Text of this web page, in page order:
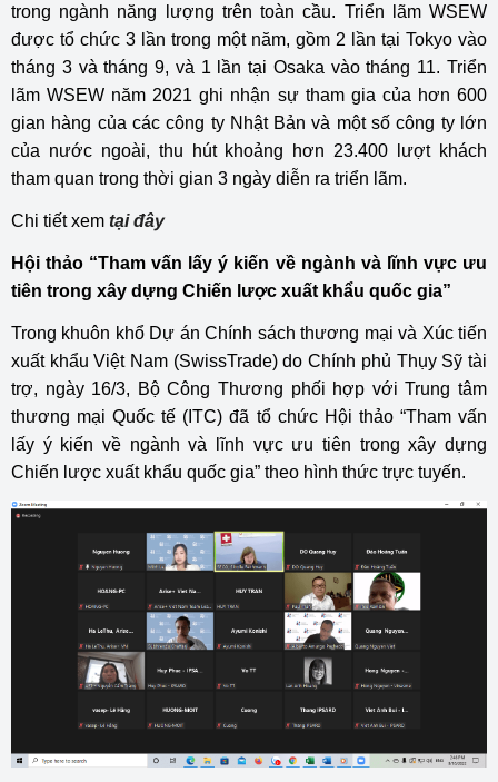
trong ngành năng lượng trên toàn cầu. Triển lãm WSEW
được tổ chức 3 lần trong một năm, gồm 2 lần tại Tokyo vào
tháng 3 và tháng 9, và 1 lần tại Osaka vào tháng 11. Triển
lãm WSEW năm 2021 ghi nhận sự tham gia của hơn 600
gian hàng của các công ty Nhật Bản và một số công ty lớn
của nước ngoài, thu hút khoảng hơn 23.400 lượt khách
tham quan trong thời gian 3 ngày diễn ra triển lãm.
Chi tiết xem tại đây
Hội thảo “Tham vấn lấy ý kiến về ngành và lĩnh vực ưu
tiên trong xây dựng Chiến lược xuất khẩu quốc gia”
Trong khuôn khổ Dự án Chính sách thương mại và Xúc tiến
xuất khẩu Việt Nam (SwissTrade) do Chính phủ Thụy Sỹ tài
trợ, ngày 16/3, Bộ Công Thương phối hợp với Trung tâm
thương mại Quốc tế (ITC) đã tổ chức Hội thảo “Tham vấn
lấy ý kiến về ngành và lĩnh vực ưu tiên trong xây dựng
Chiến lược xuất khẩu quốc gia” theo hình thức trực tuyến.